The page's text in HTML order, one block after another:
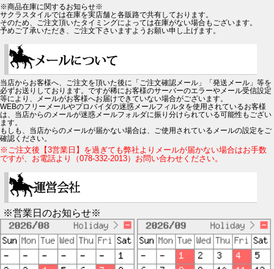
※商品在庫に関するお知らせ※
サクラスタイルでは在庫を実店舗と各販路で共有しております。
そのため、ご注文頂いたタイミングによっては在庫がない場合もございます。
予めご了承いただき、ご注文下さいますようお願い申し上げます。
当店からお客様へ、ご注文を頂いた後に「ご注文確認メール」「発送メール」等を
必ずお送りしております。ですが稀にお客様のサーバーのエラーやメール受信設定
等により、メールがお客様へお届けできていない場合がございます。
WEBのフリーメールやプロバイダの迷惑メールフィルタを使用されているお客様
は、当店からのメールが迷惑メールフォルダに振り分けられている可能性もござい
ます。
もしも、当店からのメールが届かない場合は、ご使用されているメールの設定をご
確認ください。
※ご注文後【3営業日】を過ぎても弊社よりメールが届かない場合はお手数
ですが、お電話より（078-332-2013）お問い合わせください。
※営業日のお知らせ※